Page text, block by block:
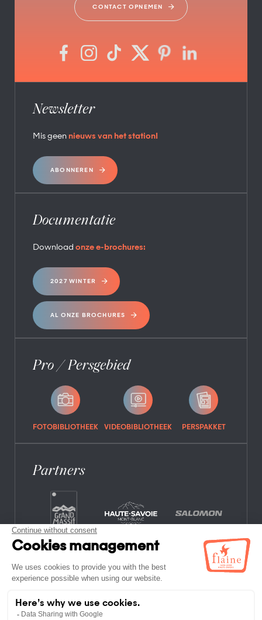
CONTACT OPNEMEN
Newsletter
Mis geen nieuws van het station!
ABONNEREN
Documentatie
Download onze e-brochures:
2027 WINTER
AL ONZE BROCHURES
Pro / Persgebied
FOTOBIBLIOTHEEK VIDEOBIBLIOTHEEK PERSPAKKET
Partners
VEELGESTELDE VRAGEN